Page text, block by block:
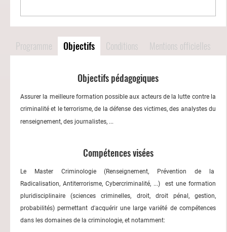
Programme Objectifs Conditions Mentions officielles
Objectifs pédagogiques
Assurer la meilleure formation possible aux acteurs de la lutte contre la
criminalité et le terrorisme, de la défense des victimes, des analystes du
renseignement, des journalistes, ...
Compétences visées
Le Master Criminologie (Renseignement, Prévention de la
Radicalisation, Antiterrorisme, Cybercriminalité, ...) est une formation
pluridisciplinaire (sciences criminelles, droit, droit pénal, gestion,
probabilités) permettant d'acquérir une large variété de compétences
dans les domaines de la criminologie, et notamment: